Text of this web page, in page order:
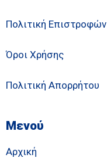
Πολιτική Επιστροφών
Όροι Χρήσης
Πολιτική Απορρήτου
Μενού
Αρχική